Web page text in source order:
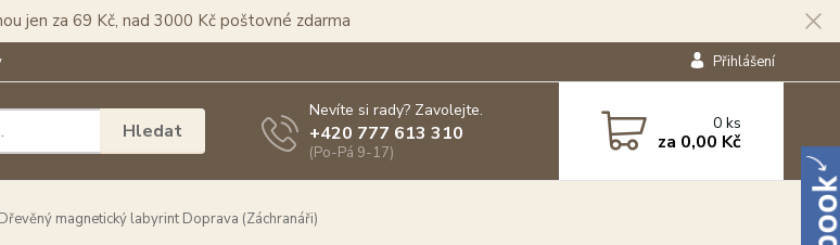
jen za 69 Kč, nad 3000 Kč poštovné zdarma
Přihlášení
Hledat
Nevíte si rady? Zavolejte.
+420 777 613 310
(Po-Pá 9-17)
0ks
za 0,00 Kč
Dřevěný magnetický labyrint Doprava (Záchranáři)